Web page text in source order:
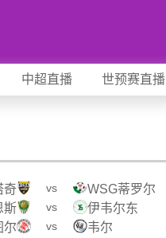
中超直播 世预赛直播
奇 vs WSG蒂罗尔
斯 vs 伊韦尔东
尔 vs 韦尔